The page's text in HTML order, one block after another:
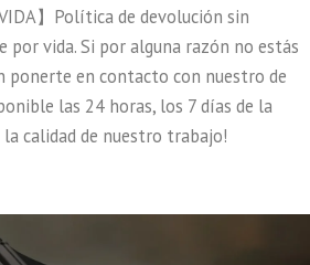
VIDA】Política de devolución sin
por vida. Si por alguna razón no estás
ponerte en contacto con nuestro de
las 24 horas, los 7 días de la
la calidad de nuestro trabajo!